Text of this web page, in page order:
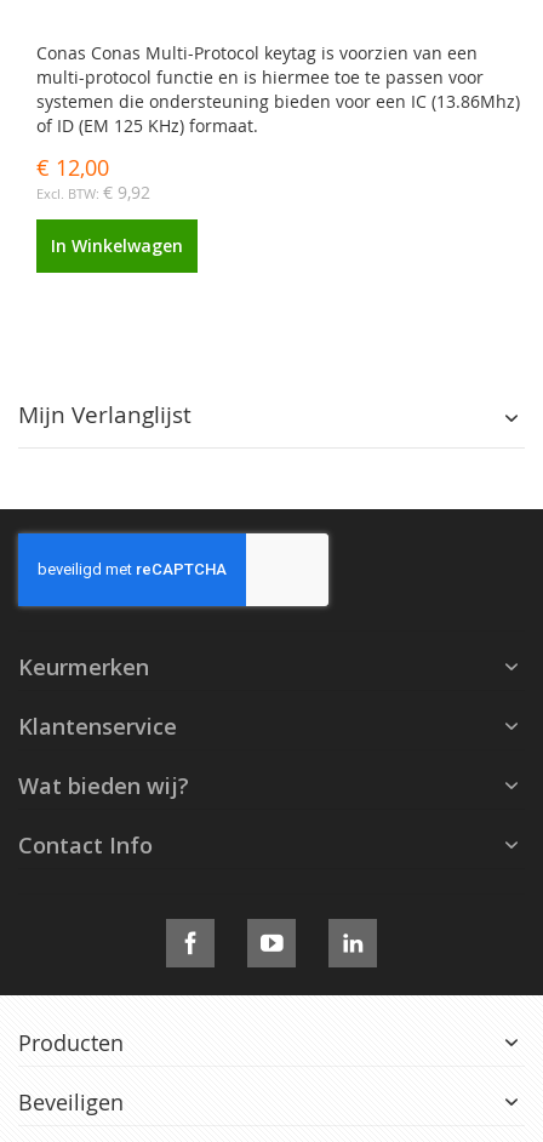
Conas Conas Multi-Protocol keytag is voorzien van een
multi-protocol functie en is hiermee toe te passen voor
systemen die ondersteuning bieden voor een IC (13.86Mhz)
of ID (EM 125 KHz) formaat.
€ 12,00
€ 9,92
In Winkelwagen
Mijn Verlanglijst
Keurmerken
Klantenservice
Wat bieden wij?
Contact Info
Producten
Beveiligen